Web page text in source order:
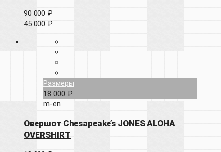
90 000 ₽
45 000 ₽
Размеры
18 000 ₽
m-en
Овершот Chesapeake’s JONES ALOHA
OVERSHIRT